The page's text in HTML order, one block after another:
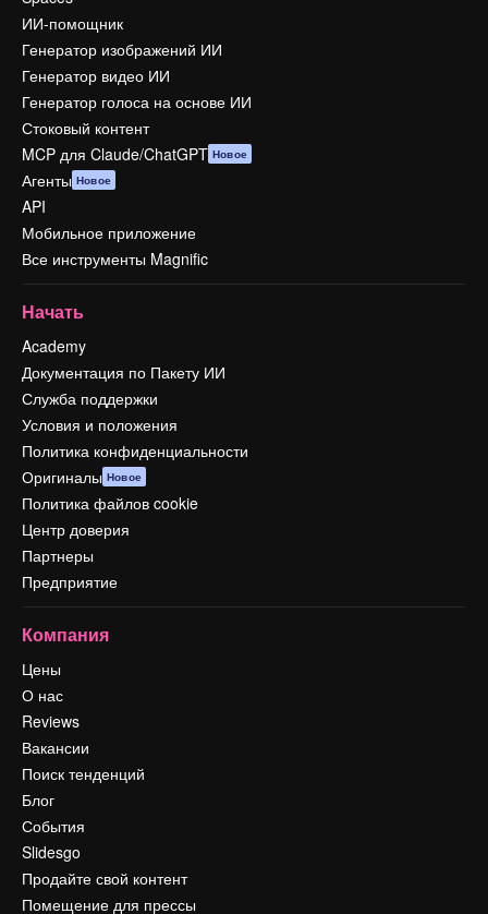
ИИ-помощник
Генератор изображений ИИ
Генератор видео ИИ
Генератор голоса на основе ИИ
Стоковый контент
MCP для Claude/ChatGPT Новое
Агенты Новое
API
Мобильное приложение
Все инструменты Magnific
Начать
Academy
Документация по Пакету ИИ
Служба поддержки
Условия и положения
Политика конфиденциальности
Оригиналы Новое
Политика файлов cookie
Центр доверия
Партнеры
Предприятие
Компания
Цены
О нас
Reviews
Вакансии
Поиск тенденций
Блог
События
Slidesgo
Продайте свой контент
Помещение для прессы